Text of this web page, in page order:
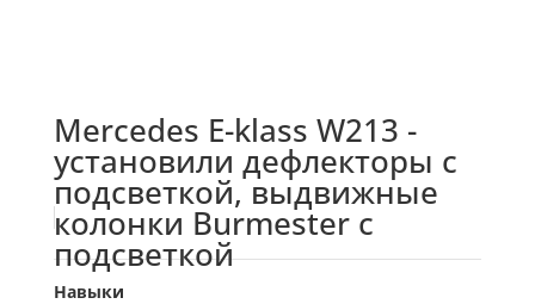
Mercedes E-klass W213 -
установили дефлекторы с
подсветкой, выдвижные
колонки Burmester с
подсветкой
Навыки